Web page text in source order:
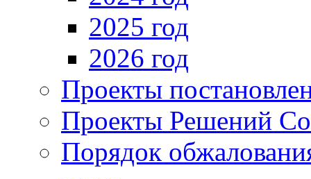
2025 год
2026 год
Проекты
Проекты Решений
Порядок